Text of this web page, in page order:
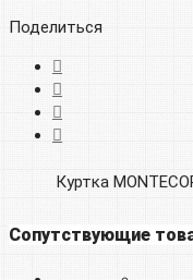
Поделиться
Куртка
Сопутствующие